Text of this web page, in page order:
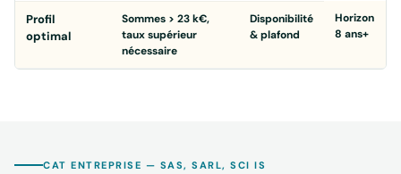
Profil
optimal
Sommes > 23 k€,
taux supérieur
nécessaire
Disponibilité
& plafond
Horizon
8 ans+
CAT ENTREPRISE — SAS, SARL, SCI IS